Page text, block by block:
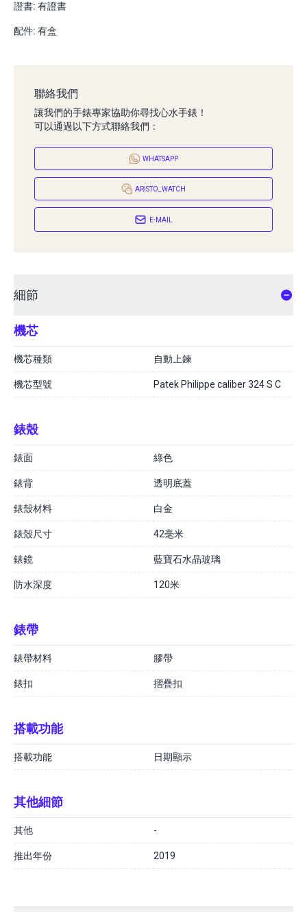
證書: 有證書
配件: 有盒
聯絡我們
讓我們的手錶專家協助你尋找心水手錶！
可以通過以下方式聯絡我們：
WHATSAPP
ARISTO_WATCH
E-MAIL
細節
機芯
機芯種類 自動上鍊
機芯型號 Patek Philippe caliber 324 S C
錶殼
錶面 綠色
錶背 透明底蓋
錶殼材料 白金
錶殼尺寸 42毫米
錶鏡 藍寶石水晶玻璃
防水深度 120米
錶帶
錶帶材料 膠帶
錶扣 摺疊扣
搭載功能
搭載功能 日期顯示
其他細節
其他 -
推出年份 2019